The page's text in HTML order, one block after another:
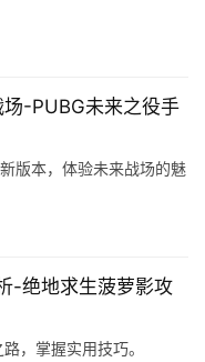
-PUBG未来之役手
版本，体验未来战场的魅
-绝地求生菠萝影攻
，掌握实用技巧。